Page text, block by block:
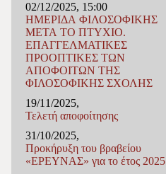
02/12/2025, 15:00
ΗΜΕΡΙΔΑ ΦΙΛΟΣΟΦΙΚΗΣ
ΜΕΤΑ ΤΟ ΠΤΥΧΙΟ.
ΕΠΑΓΓΕΛΜΑΤΙΚΕΣ
ΠΡΟΟΠΤΙΚΕΣ ΤΩΝ
ΑΠΟΦΟΙΤΩΝ ΤΗΣ
ΦΙΛΟΣΟΦΙΚΗΣ ΣΧΟΛΗΣ
19/11/2025,
Τελετή αποφοίτησης
31/10/2025,
Προκήρυξη του βραβείου
«ΕΡΕΥΝΑΣ» για το έτος 2025